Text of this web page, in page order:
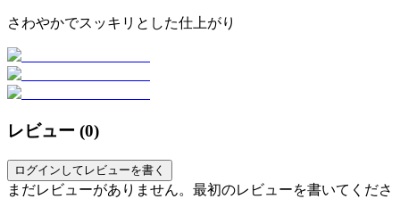
さわやかでスッキリとした仕上がり
レビュー (0)
ログインしてレビューを書く
まだレビューがありません。最初のレビューを書いてくださ